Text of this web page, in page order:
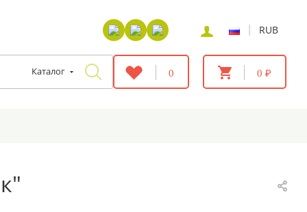
| RUB
Каталог 0 0 ₽